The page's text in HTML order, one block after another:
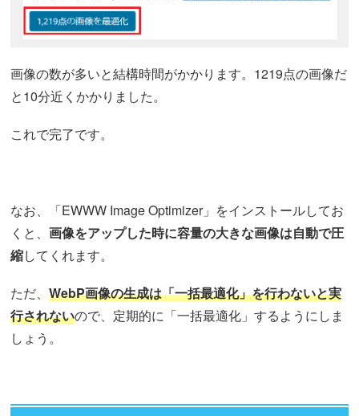
画像の数が多いと結構時間がかかります。1219点の画像だ
と10分近くかかりました。
これで完了です。
なお、「EWWW Image Optimizer」をインストールしてお
くと、画像をアップした時に容量の大きな画像は自動で圧
縮してくれます。
ただ、WebP画像の生成は「一括最適化」を行わないと実
行されないので、定期的に「一括最適化」するようにしま
しょう。